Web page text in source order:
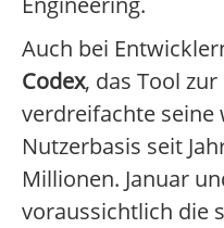
Auch bei
Codex, das Tool
verdreifachte seine
Nutzerbasis seit
Millionen. Januar
voraussichtlich die